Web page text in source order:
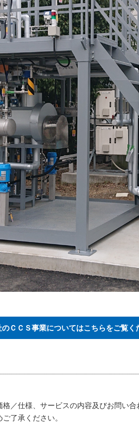
のＣＣＳ事業についてはこちらをご覧く
／仕様、サービスの内容及びお問い
了承ください。